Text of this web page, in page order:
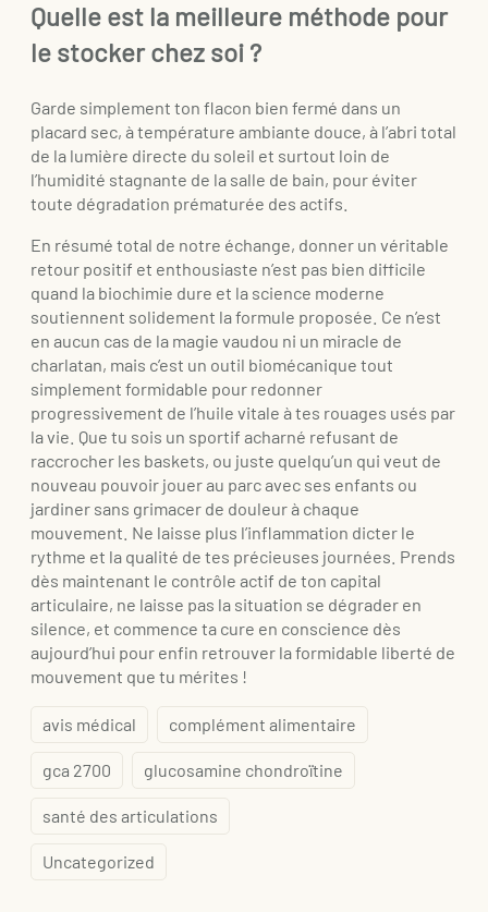
Quelle est la meilleure méthode pour
le stocker chez soi ?
Garde simplement ton flacon bien fermé dans un
placard sec, à température ambiante douce, à l’abri total
de la lumière directe du soleil et surtout loin de
l’humidité stagnante de la salle de bain, pour éviter
toute dégradation prématurée des actifs.
En résumé total de notre échange, donner un véritable
retour positif et enthousiaste n’est pas bien difficile
quand la biochimie dure et la science moderne
soutiennent solidement la formule proposée. Ce n’est
en aucun cas de la magie vaudou ni un miracle de
charlatan, mais c’est un outil biomécanique tout
simplement formidable pour redonner
progressivement de l’huile vitale à tes rouages usés par
la vie. Que tu sois un sportif acharné refusant de
raccrocher les baskets, ou juste quelqu’un qui veut de
nouveau pouvoir jouer au parc avec ses enfants ou
jardiner sans grimacer de douleur à chaque
mouvement. Ne laisse plus l’inflammation dicter le
rythme et la qualité de tes précieuses journées. Prends
dès maintenant le contrôle actif de ton capital
articulaire, ne laisse pas la situation se dégrader en
silence, et commence ta cure en conscience dès
aujourd’hui pour enfin retrouver la formidable liberté de
mouvement que tu mérites !
avis médical complément alimentaire
gca 2700 glucosamine chondroïtine
santé des articulations
Uncategorized